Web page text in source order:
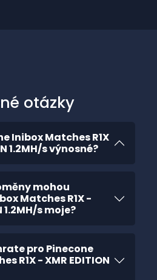
otázky
Inibox Matches R1X
1.2MH/s výnosné?
mohou
Matches R1X -
1.2MH/s moje?
Pinecone
R1X - XMR EDITION